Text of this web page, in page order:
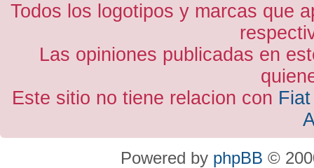
Todos los logotipos y marcas que
Las opiniones publicadas en
Este sitio no tiene relacion con
Powered by phpBB ©